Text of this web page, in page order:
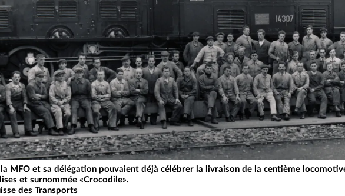
la MFO et sa délégation pouvaient déjà célébrer la livraison de la centième
et surnommée «Crocodile».
des Transports